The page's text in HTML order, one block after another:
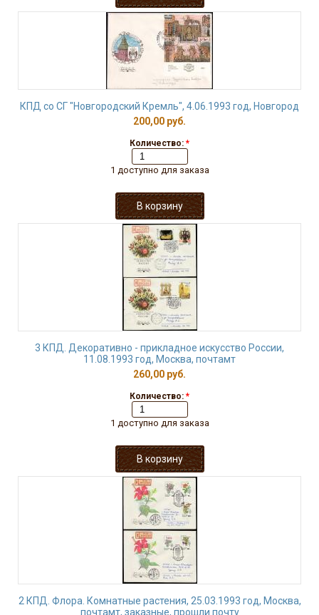
КПД со СГ "Новгородский Кремль", 4.06.1993 год, Новгород
200,00 руб.
Количество: *
1 доступно для заказа
3 КПД. Декоративно - прикладное искусство России,
11.08.1993 год, Москва, почтамт
260,00 руб.
Количество: *
1 доступно для заказа
2 КПД. Флора. Комнатные растения, 25.03.1993 год, Москва,
почтамт, заказные, прошли почту